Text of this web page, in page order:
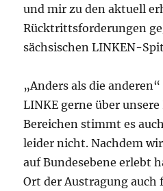
und mir zu den aktuell
Rücktrittsforderungen
sächsischen LINKEN-
„Anders als die
LINKE gerne über
Bereichen stimmt es
leider nicht. Nachdem
auf Bundesebene erlebt
Ort der Austragung auch